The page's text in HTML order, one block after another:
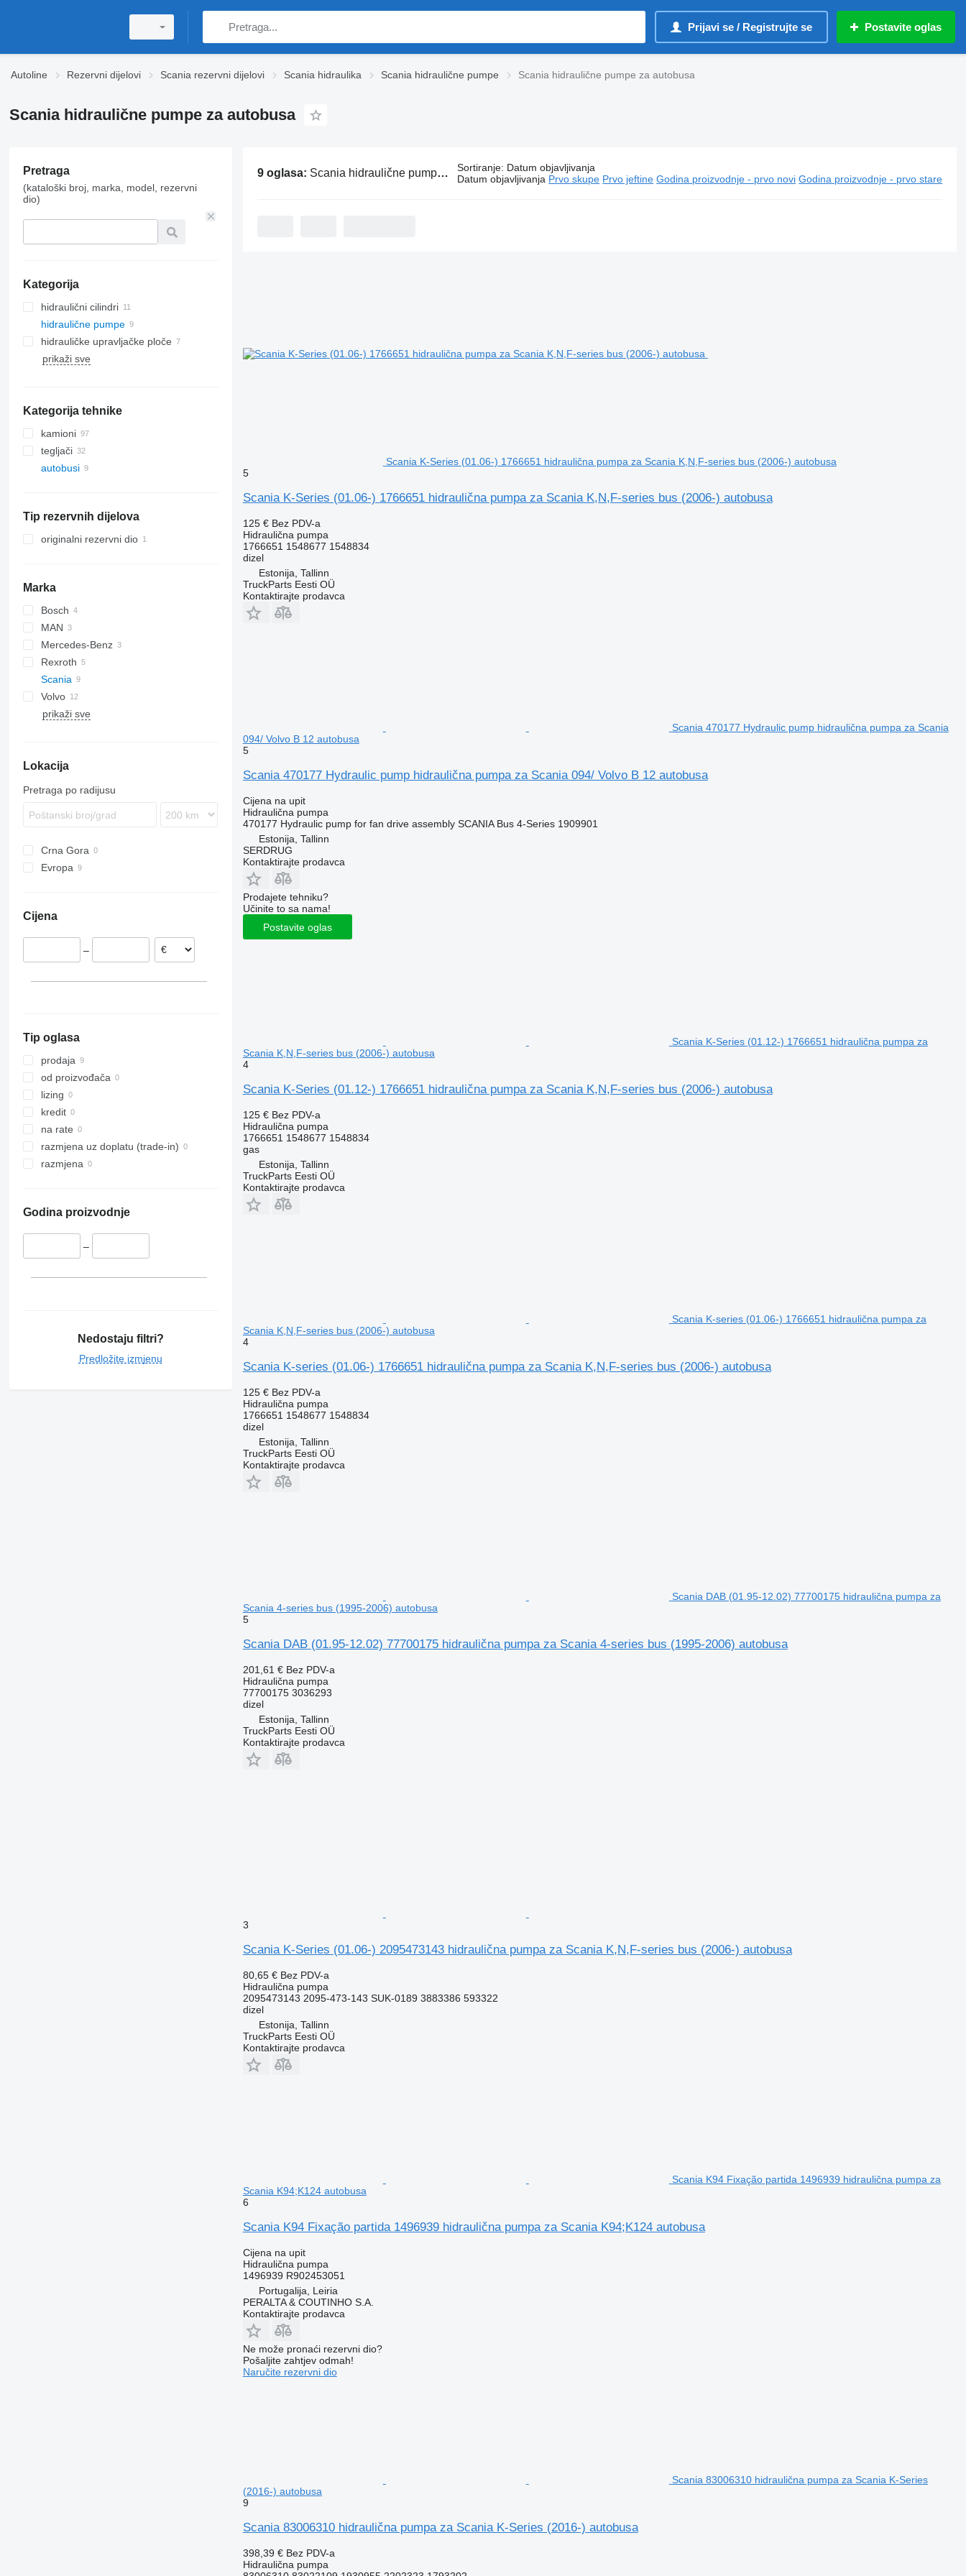
Prijavi se / Registrujte se Postavite oglas
Autoline Rezervni dijelovi Scania rezervni dijelovi Scania hidraulika Scania hidraulične pumpe Scania hidraulične pumpe za autobusa
Scania hidraulične pumpe za autobusa
Pretraga
(kataloški broj, marka, model, rezervni
dio)
Kategorija
hidraulični cilindri
hidraulične pumpe
hidrauličke upravljačke ploče
prikaži sve
Kategorija tehnike
kamioni
tegljači
autobusi
Tip rezervnih dijelova
originalni rezervni dio
Marka
Bosch
MAN
A-series
Lion's series
Mercedes-Benz
Citaro
Rexroth
Scania
K-series
K124
Alpino
Urbino
Volvo
B-series
prikaži sve
Lokacija
Pretraga po radijusu
Crna Gora
Evropa
Cijena
–
Tip oglasa
prodaja
od proizvođača
lizing
kredit
na rate
razmjena uz doplatu (trade-in)
razmjena
Godina proizvodnje
–
Nedostaju filtri?
Predložite izmjenu
9 oglasa: Scania hidraulične pumpe za autobusa Sortiranje: Datum objavljivanja
Datum objavljivanja Prvo skupe Prvo jeftine Godina proizvodnje - prvo novi Godina proizvodnje - prvo stare
Scania K-Series (01.06-) 1766651 hidraulična pumpa za Scania K,N,F-series bus (2006-) autobusa
5
Scania K-Series (01.06-) 1766651 hidraulična pumpa za Scania K,N,F-series bus (2006-) autobusa
125 € Bez PDV-a
Hidraulična pumpa
1766651 1548677 1548834
dizel
Estonija, Tallinn
TruckParts Eesti OÜ
Kontaktirajte prodavca
Scania 470177 Hydraulic pump hidraulična pumpa za Scania
094/ Volvo B 12 autobusa
5
Scania 470177 Hydraulic pump hidraulična pumpa za Scania 094/ Volvo B 12 autobusa
Cijena na upit
Hidraulična pumpa
470177 Hydraulic pump for fan drive assembly SCANIA Bus 4-Series 1909901
Estonija, Tallinn
SERDRUG
Kontaktirajte prodavca
Prodajete tehniku?
Učinite to sa nama!
Postavite oglas
Scania K-Series (01.12-) 1766651 hidraulična pumpa za
Scania K,N,F-series bus (2006-) autobusa
4
Scania K-Series (01.12-) 1766651 hidraulična pumpa za Scania K,N,F-series bus (2006-) autobusa
125 € Bez PDV-a
Hidraulična pumpa
1766651 1548677 1548834
gas
Estonija, Tallinn
TruckParts Eesti OÜ
Kontaktirajte prodavca
Scania K-series (01.06-) 1766651 hidraulična pumpa za
Scania K,N,F-series bus (2006-) autobusa
4
Scania K-series (01.06-) 1766651 hidraulična pumpa za Scania K,N,F-series bus (2006-) autobusa
125 € Bez PDV-a
Hidraulična pumpa
1766651 1548677 1548834
dizel
Estonija, Tallinn
TruckParts Eesti OÜ
Kontaktirajte prodavca
Scania DAB (01.95-12.02) 77700175 hidraulična pumpa za
Scania 4-series bus (1995-2006) autobusa
5
Scania DAB (01.95-12.02) 77700175 hidraulična pumpa za Scania 4-series bus (1995-2006) autobusa
201,61 € Bez PDV-a
Hidraulična pumpa
77700175 3036293
dizel
Estonija, Tallinn
TruckParts Eesti OÜ
Kontaktirajte prodavca
3
Scania K-Series (01.06-) 2095473143 hidraulična pumpa za Scania K,N,F-series bus (2006-) autobusa
80,65 € Bez PDV-a
Hidraulična pumpa
2095473143 2095-473-143 SUK-0189 3883386 593322
dizel
Estonija, Tallinn
TruckParts Eesti OÜ
Kontaktirajte prodavca
Scania K94 Fixação partida 1496939 hidraulična pumpa za
Scania K94;K124 autobusa
6
Scania K94 Fixação partida 1496939 hidraulična pumpa za Scania K94;K124 autobusa
Cijena na upit
Hidraulična pumpa
1496939 R902453051
Portugalija, Leiria
PERALTA & COUTINHO S.A.
Kontaktirajte prodavca
Ne može pronaći rezervni dio?
Pošaljite zahtjev odmah!
Naručite rezervni dio
Scania 83006310 hidraulična pumpa za Scania K-Series
(2016-) autobusa
9
Scania 83006310 hidraulična pumpa za Scania K-Series (2016-) autobusa
398,39 € Bez PDV-a
Hidraulična pumpa